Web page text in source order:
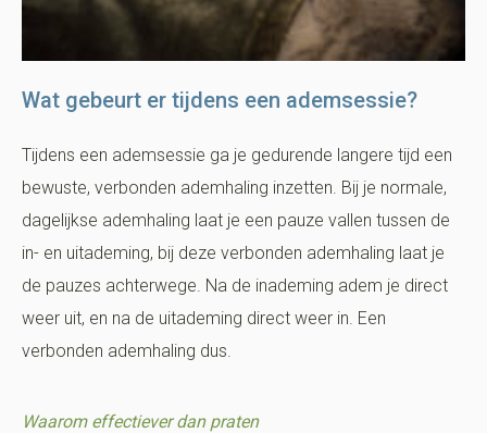
Wat gebeurt er tijdens een ademsessie?
Tijdens een ademsessie ga je gedurende langere tijd een
bewuste, verbonden ademhaling inzetten. Bij je normale,
dagelijkse ademhaling laat je een pauze vallen tussen de
in- en uitademing, bij deze verbonden ademhaling laat je
de pauzes achterwege. Na de inademing adem je direct
weer uit, en na de uitademing direct weer in. Een
verbonden ademhaling dus.
Waarom effectiever dan praten